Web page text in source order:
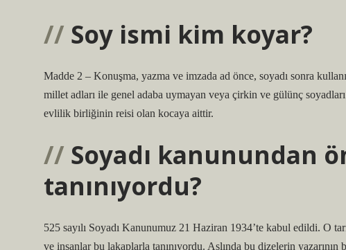
Soy ismi kim koyar?
Madde 2 – Konuşma, yazma ve imzada ad önce, soyadı sonra
millet adları ile genel adaba uymayan veya çirkin ve gülünç
evlilik birliğinin reisi olan kocaya aittir.
Soyadı kanunundan
tanınıyordu?
525 sayılı Soyadı Kanunumuz 21 Haziran 1934’te kabul edildi. O
ve insanlar bu lakaplarla tanınıyordu. Aslında bu dizelerin